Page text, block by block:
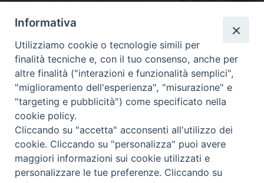
Leaflet | Map data © OpenStreetMapcontributors
86039 Termoli Molise Italia
F
a
c
P
i
n
L
n
X
T
h
r
W
h
a
T
l
Informativa
Utilizziamo cookie o tecnologie simili per
finalità tecniche e, con il tuo consenso, anche per
altre finalità ("interazioni e funzionalità semplici",
"miglioramento dell'esperienza", "misurazione" e
"targeting e pubblicità") come specificato nella
cookie policy.
Cliccando su "accetta" acconsenti all'utilizzo dei
cookie. Cliccando su "personalizza" puoi avere
maggiori informazioni sui cookie utilizzati e
personalizzare le tue preferenze. Cliccando su